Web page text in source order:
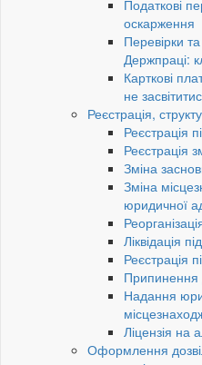
Податкові
оскарження
Перевірки та
Держпраці:
Карткові
не
Реєстрація,
Реєстрація
Реєстрація
Зміна
Зміна
юридичної
Ліквідація
Реєстрація
Припинення
Надання
Ліцензія на
Оформлення